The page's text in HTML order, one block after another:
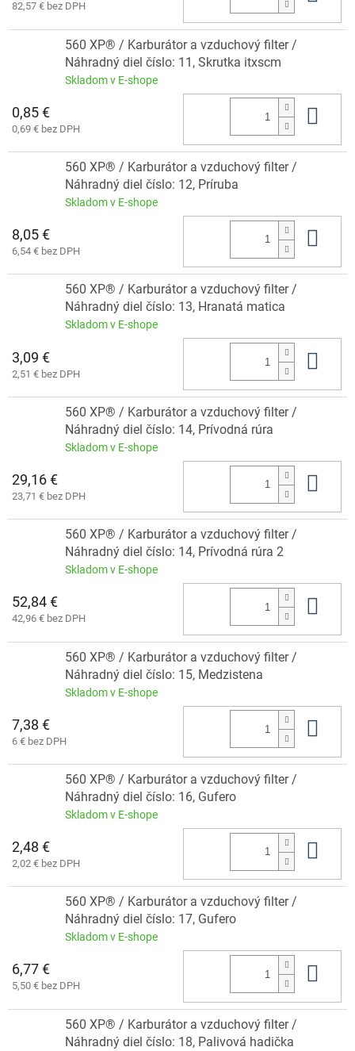
82,57 € bez DPH
560 XP® / Karburátor a vzduchový filter /
Náhradný diel číslo: 11, Skrutka itxscm
Skladom v E-shope
0,85 €
0,69 € bez DPH
560 XP® / Karburátor a vzduchový filter /
Náhradný diel číslo: 12, Príruba
Skladom v E-shope
8,05 €
6,54 € bez DPH
560 XP® / Karburátor a vzduchový filter /
Náhradný diel číslo: 13, Hranatá matica
Skladom v E-shope
3,09 €
2,51 € bez DPH
560 XP® / Karburátor a vzduchový filter /
Náhradný diel číslo: 14, Prívodná rúra
Skladom v E-shope
29,16 €
23,71 € bez DPH
560 XP® / Karburátor a vzduchový filter /
Náhradný diel číslo: 14, Prívodná rúra 2
Skladom v E-shope
52,84 €
42,96 € bez DPH
560 XP® / Karburátor a vzduchový filter /
Náhradný diel číslo: 15, Medzistena
Skladom v E-shope
7,38 €
6 € bez DPH
560 XP® / Karburátor a vzduchový filter /
Náhradný diel číslo: 16, Gufero
Skladom v E-shope
2,48 €
2,02 € bez DPH
560 XP® / Karburátor a vzduchový filter /
Náhradný diel číslo: 17, Gufero
Skladom v E-shope
6,77 €
5,50 € bez DPH
560 XP® / Karburátor a vzduchový filter /
Náhradný diel číslo: 18, Palivová hadička